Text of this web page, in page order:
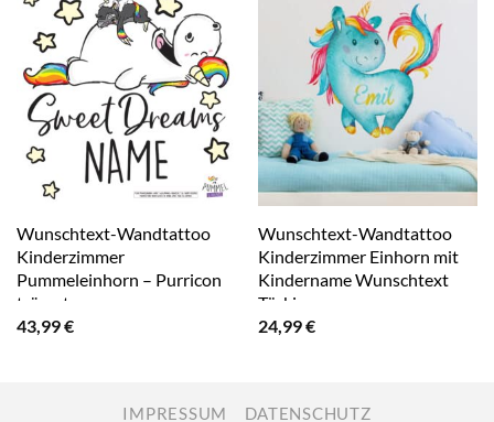
Wunschtext-Wandtattoo
Kinderzimmer
Pummeleinhorn – Purricon
träumt
43,99€
Wunschtext-Wandtattoo
Kinderzimmer Einhorn mit
Kindername Wunschtext
Türkis
24,99€
IMPRESSUM DATENSCHUTZ